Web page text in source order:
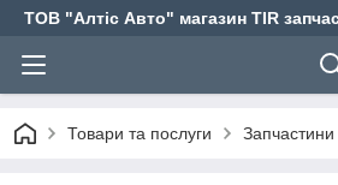
ТОВ "Алтіс Авто" магазин TIR
Товари та послуги